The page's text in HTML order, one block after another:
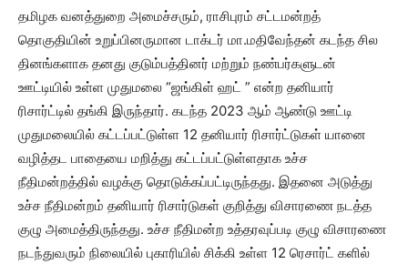
தமிழக வனத்துறை அமைச்சரும், ராசிபுரம் சட்டமன்றத்
தொகுதியின் உறுப்பினருமான டாக்டர் மா.மதிவேந்தன் கடந்த சில
தினங்களாக தனது குடும்பத்தினர் மற்றும் நண்பர்களுடன்
ஊட்டியில் உள்ள முதுமலை “ஜங்கிள் ஹட் ” என்ற தனியார்
ரிசார்ட்டில் தங்கி இருந்தார். கடந்த 2023 ஆம் ஆண்டு ஊட்டி
முதுமலையில் கட்டப்பட்டுள்ள 12 தனியார் ரிசார்ட்டுகள் யானை
வழித்தட பாதையை மறித்து கட்டப்பட்டுள்ளதாக உச்ச
நீதிமன்றத்தில் வழக்கு தொடுக்கப்பட்டிருந்தது. இதனை அடுத்து
உச்ச நீதிமன்றம் தனியார் ரிசார்டுகள் குறித்து விசாரணை நடத்த
குழு அமைத்திருந்தது. உச்ச நீதிமன்ற உத்தரவுப்படி குழு விசாரணை
நடந்துவரும் நிலையில் புகாரியில் சிக்கி உள்ள 12 ரெசார்ட் களில்